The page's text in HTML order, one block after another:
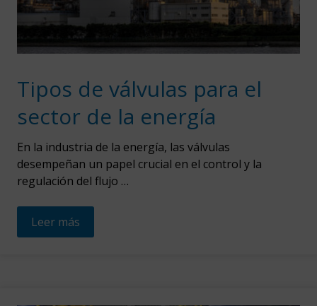
Tipos de válvulas para el
sector de la energía
En la industria de la energía, las válvulas
desempeñan un papel crucial en el control y la
regulación del flujo …
Leer más